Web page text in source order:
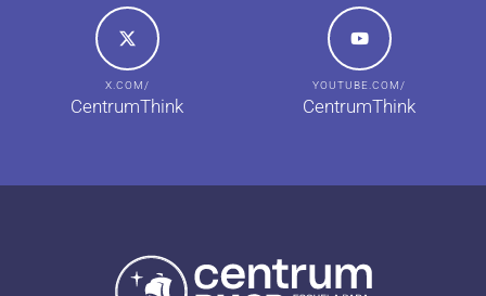
X.COM/
CentrumThink
YOUTUBE.COM/
CentrumThink